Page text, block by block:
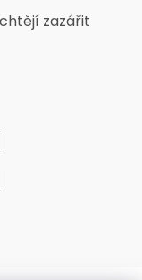
zazářit